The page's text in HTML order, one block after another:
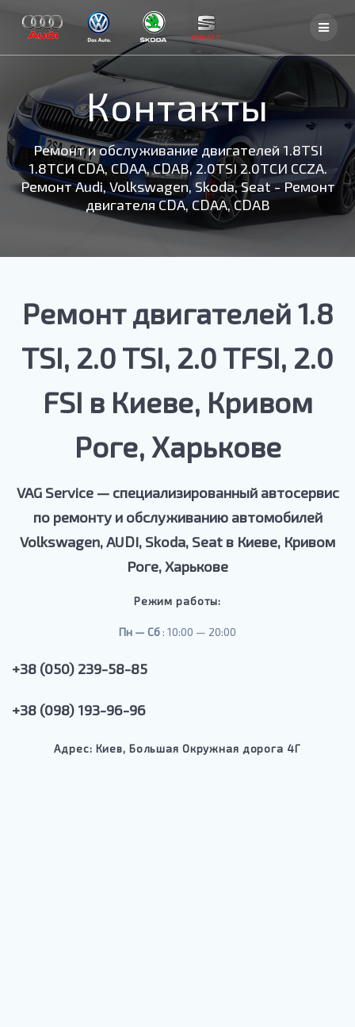
content
Контакты
Ремонт и обслуживание двигателей 1.8TSI
1.8ТСИ CDA, CDAA, CDAB, 2.0TSI 2.0ТСИ CCZA.
Ремонт Audi, Volkswagen, Skoda, Seat - Ремонт
двигателя CDA, CDAA, CDAB
Ремонт двигателей 1.8
TSI, 2.0 TSI, 2.0 TFSI, 2.0
FSI в Киеве, Кривом
Роге, Харькове
VAG Service — специализированный автосервис
по ремонту и обслуживанию автомобилей
Volkswagen, AUDI, Skoda, Seat в Киеве, Кривом
Роге, Харькове
Режим работы:
Пн — Сб: 10:00 — 20:00
+38 (050) 239-58-85
+38 (098) 193-96-96
Адрес: Киев, Большая Окружная дорога 4Г